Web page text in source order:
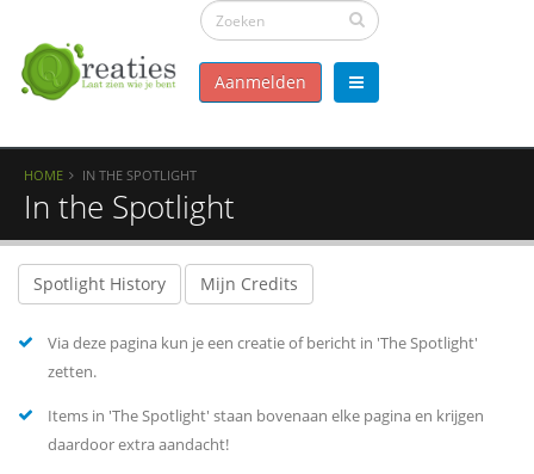
Aanmelden
HOME IN THE SPOTLIGHT
In the Spotlight
Spotlight History Mijn Credits
Via deze pagina kun je een creatie of bericht in 'The Spotlight'
zetten.
Items in 'The Spotlight' staan bovenaan elke pagina en krijgen
daardoor extra aandacht!